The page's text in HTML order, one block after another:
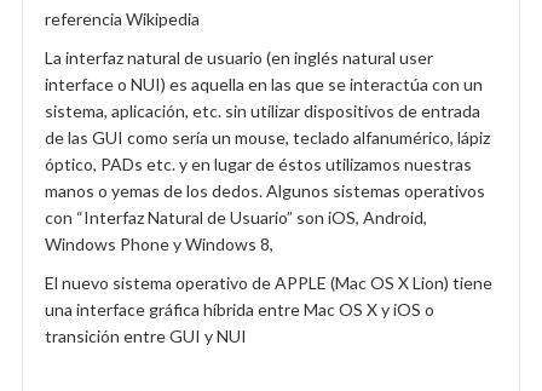
referencia Wikipedia
La interfaz natural de usuario (en inglés natural user
interface o NUI) es aquella en las que se interactúa con un
sistema, aplicación, etc. sin utilizar dispositivos de entrada
de las GUI como sería un mouse, teclado alfanumérico, lápiz
óptico, PADs etc. y en lugar de éstos utilizamos nuestras
manos o yemas de los dedos. Algunos sistemas operativos
con “Interfaz Natural de Usuario” son iOS, Android,
Windows Phone y Windows 8,
El nuevo sistema operativo de APPLE (Mac OS X Lion) tiene
una interface gráfica híbrida entre Mac OS X y iOS o
transición entre GUI y NUI